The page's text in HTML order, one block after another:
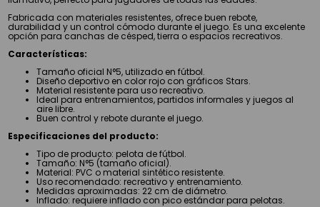
Fabricada con materiales resistentes, ofrece buen rebote,
durabilidad y un control cómodo durante el juego. Es una excelente
opción para canchas de césped, tierra o espacios recreativos.
Características:
Tamaño oficial N°5, utilizado en fútbol.
Diseño deportivo en color rojo con gráficos Stars.
Material resistente para uso recreativo.
Ideal para entrenamientos, partidos informales y juegos al
aire libre.
Buen control y rebote durante el juego.
Especificaciones del producto:
Tipo de producto: pelota de fútbol.
Tamaño: N°5 (tamaño oficial).
Material: PVC o material sintético resistente.
Uso recomendado: recreativo y entrenamiento.
Medidas aproximadas: 22 cm de diámetro.
Inflado: requiere inflado con pico estándar para pelotas.